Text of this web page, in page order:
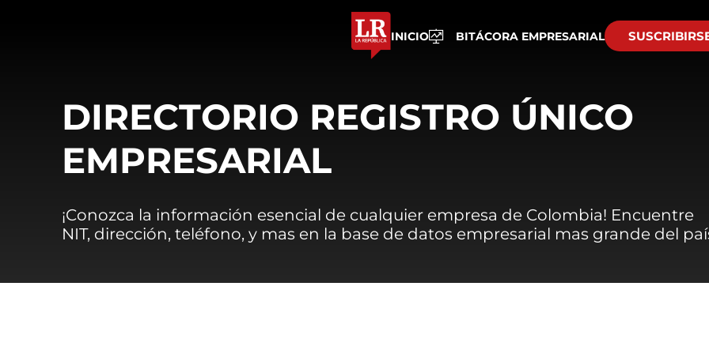
INICIO BITÁCORA EMPRESARIAL
DIRECTORIO REGISTRO ÚNICO
EMPRESARIAL
¡Conozca la información esencial de cualquier empresa de Colombia! Encuentre
NIT, dirección, teléfono, y mas en la base de datos empresarial mas grande del